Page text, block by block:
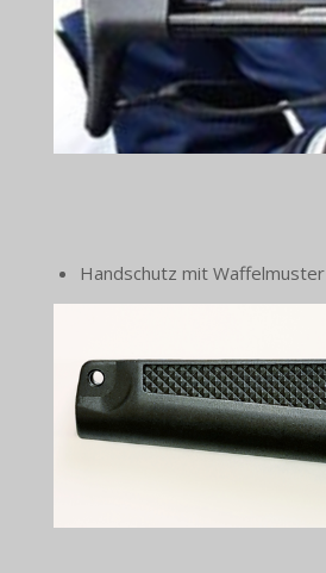
Handschutz mit Waffelmuster